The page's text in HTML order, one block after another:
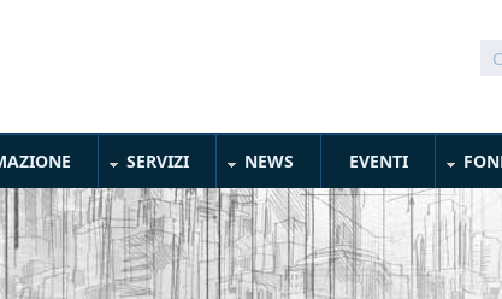
SERVIZI NEWS EVENTI